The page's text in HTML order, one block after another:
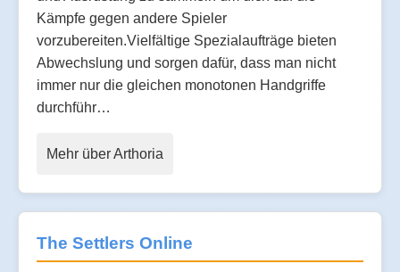
Kämpfe gegen andere Spieler
vorzubereiten.Vielfältige Spezialaufträge bieten
Abwechslung und sorgen dafür, dass man nicht
immer nur die gleichen monotonen Handgriffe
durchführ…
Mehr über Arthoria
The Settlers Online